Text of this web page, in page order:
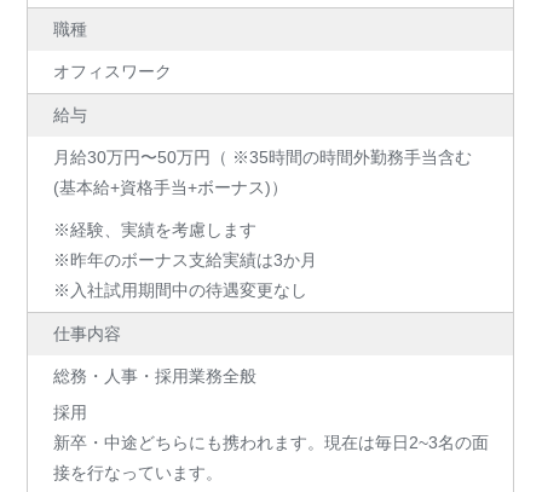
職種
オフィスワーク
給与
月給30万円〜50万円（ ※35時間の時間外勤務手当含む
(基本給+資格手当+ボーナス)）
※経験、実績を考慮します
※昨年のボーナス支給実績は3か月
※入社試用期間中の待遇変更なし
仕事内容
総務・人事・採用業務全般
採用
新卒・中途どちらにも携われます。現在は毎日2~3名の面
接を行なっています。